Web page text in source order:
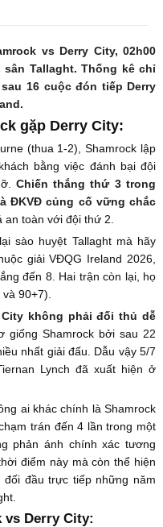
vs Derry City, 02h00
sân Tallaght. Thống kê chỉ
16 cuộc đón tiếp Derry
gặp Derry City:
(thua 1-2), Shamrock lập
bằng việc đánh bại đội
Chiến thắng thứ 3 trong
ĐKVĐ củng cố vững chắc
an toàn với đội thứ 2.
sào huyệt Tallaght mà hãy
giải VĐQG Ireland 2026,
đến 8. Hai trận còn lại, họ
90+7).
City không phải đối thủ dễ
giống Shamrock bởi sau 22
nhất giải đấu. Dẫu vậy 5/7
Lynch đã xuất hiện ở
ai khác chính là Shamrock
trán đến 4 lần trong một
phản ánh chính xác tương
điểm này mà còn thể hiện
đầu trực tiếp những năm
vs Derry City: